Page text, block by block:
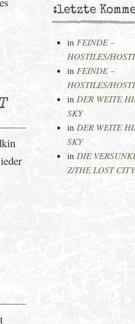
:letzte
in FEINDE –
HOSTILES/
in FEINDE –
HOSTILES/
in DER WEITE
SKY
in DER WEITE
SKY
in DIE
Z/THE LOST